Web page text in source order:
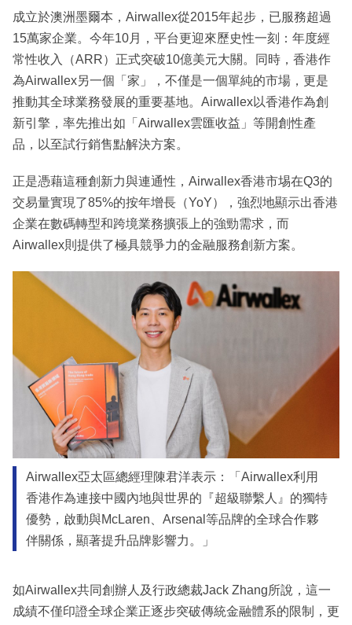
訂
閱
專
區
成立於澳洲墨爾本，Airwallex從2015年起步，已服務超過
15萬家企業。今年10月，平台更迎來歷史性一刻：年度經
常性收入（ARR）正式突破10億美元大關。同時，香港作
為Airwallex另一個「家」，不僅是一個單純的市場，更是
推動其全球業務發展的重要基地。Airwallex以香港作為創
新引擎，率先推出如「Airwallex雲匯收益」等開創性產
品，以至試行銷售點解決方案。
正是憑藉這種創新力與連通性，Airwallex香港市埸在Q3的
交易量實現了85%的按年增長（YoY），強烈地顯示出香港
企業在數碼轉型和跨境業務擴張上的強勁需求，而
Airwallex則提供了極具競爭力的金融服務創新方案。
Airwallex亞太區總經理陳君洋表示：「Airwallex利用
香港作為連接中國內地與世界的『超級聯繫人』的獨特
優勢，啟動與McLaren、Arsenal等品牌的全球合作夥
伴關係，顯著提升品牌影響力。」
如Airwallex共同創辦人及行政總裁Jack Zhang所說，這一
成績不僅印證全球企業正逐步突破傳統金融體系的限制，更